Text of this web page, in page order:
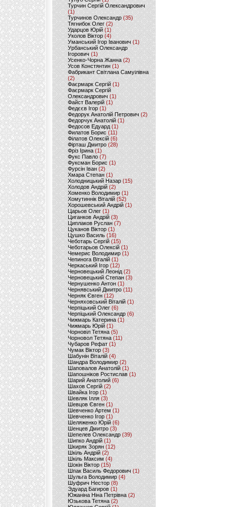
Турчин Сергій Олександрович
(1)
Турчинов Олександр(35)
Тягнибок Олег (2)
Ударцов Юрій (1)
Уколов Віктор(4)
Уманський Ігор Іванович(1)
Урбанський Олександр
Ігорович (1)
Усенко-Чорна Жанна (2)
Усов Констянтин(1)
Фабрикант Світлана Самуілівна
(2)
Фаєрмарк Сергій(1)
Фаєрмарк Сергій
Олександрович (1)
Файст Валерій(1)
Федєєв Ігор (1)
Федорук Анатолій Петрович (2)
Федорчук Анатолій (1)
Федосов Едуард (1)
Филатов Борис (11)
Філатов Олексій (6)
Фірташ Дмитро (28)
Фріз Ірина (1)
Фукс Павло (7)
Фуксман Борис (1)
Фурсін Іван (2)
Хмара Степан(1)
Холодницький Назар(15)
Холодов Андрій (2)
Хоменко Володимир (1)
Хомутиннік Віталій (52)
Хорошевський Андрій (1)
Царьов Олег (1)
Циганков Андрій (3)
Циплаков Руслан(7)
Цуканов Віктор (1)
Цушко Василь (16)
Чеботарь Сергій (15)
Чеботарьов Олексій (1)
Чемерис Володимир (1)
Чепинога Віталій (1)
Черкаський Ігор (12)
Черновецький Леонід(2)
Черновецький Степан (3)
Чернушенко Антон (1)
Чернявський Дмитро(11)
Черняк Євген(12)
Черняховський Віталій (1)
Черпіцький Олег (6)
Черпіцький Олександр (6)
Чижмарь Катерина (1)
Чижмарь Юрій (1)
Чорновіл Тетяна (5)
Чорновол Тетяна (11)
Чубаров Рефат (1)
Чумак Віктор(3)
Шабунін Віталій (4)
Шандра Володимир (2)
Шаповалов Анатолій(1)
Шапошніков Ростислав(1)
Шарий Анатолий(6)
Шахов Сергій(2)
Швайка Ігор (1)
Шевляк Ілля (3)
Шевцов Євген (1)
Шевченко Артем(1)
Шевченко Ігор(1)
Шеляженко Юрій (6)
Шенцев Дмитро (3)
Шепелев Олександр (39)
Шипко Андрій(1)
Шкиряк Зорян(12)
Шкіль Андрій(2)
Шкіль Максим (4)
Шокін Віктор (15)
Шпак Василь Федорович (1)
Шульга Володимир (4)
Шуфрич Нестор(8)
Эдуард Багиров (1)
Южаніна Ніна Петрівна (2)
Юзькова Тетяна(2)